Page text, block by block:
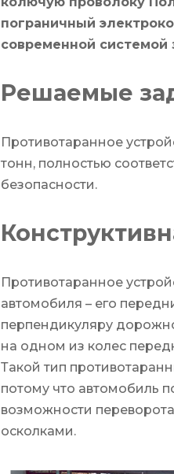
пограничный
современной
Решаемые
Противотаранное
тонн, полностью
безопасности.
Противотаранное
автомобиля – его
перпендикуляру
на одном из колес
Такой тип
потому что автомобиль
возможности
осколками.